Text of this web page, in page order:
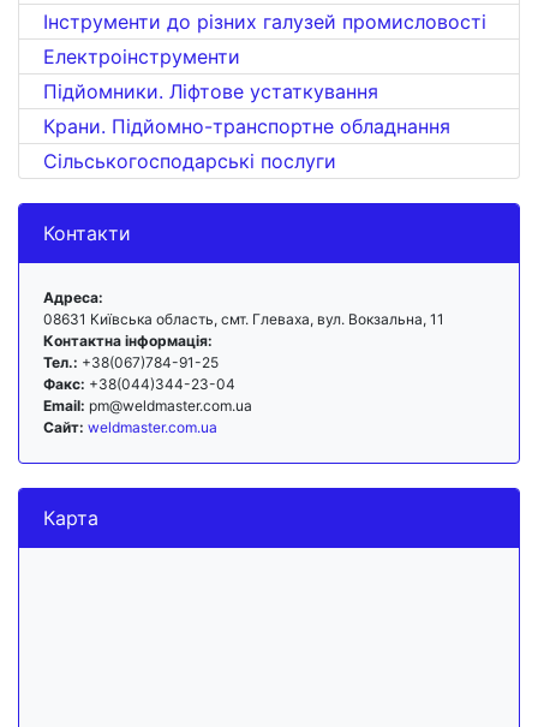
Інструменти до різних галузей промисловості
Електроінструменти
Підйомники. Ліфтове устаткування
Крани. Підйомно-транспортне обладнання
Сільськогосподарські послуги
Контакти
Адреса:
08631 Київська область, смт. Глеваха, вул. Вокзальна, 11
Контактна інформація:
Тел.: +38(067)784-91-25
Факс: +38(044)344-23-04
Email: pm@weldmaster.com.ua
Сайт: weldmaster.com.ua
Карта